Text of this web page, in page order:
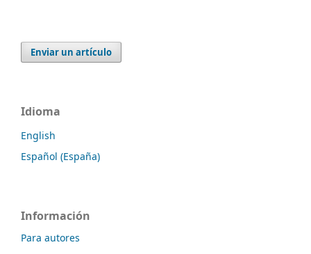
Enviar un artículo
Idioma
English
Español (España)
Información
Para autores